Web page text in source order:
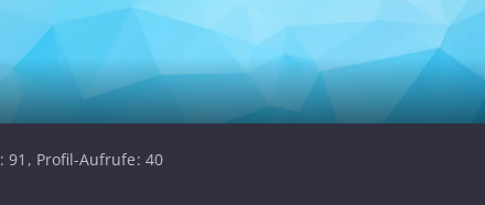
91 Profil-Aufrufe 40